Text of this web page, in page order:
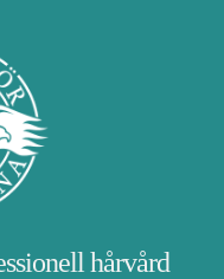
hårvård